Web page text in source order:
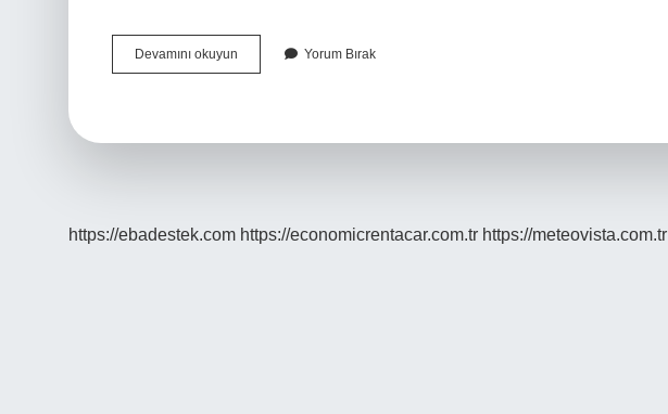
Devamını okuyun
Yağı
Yorum Bırak
https://ebadestek.com https://economicrentacar.com.tr https://meteovista.com.tr